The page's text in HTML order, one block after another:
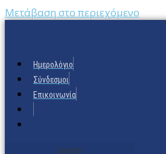
Μετάβαση στο περιεχόμενο
Ημερολόγιο
Σύνδεσμοι
Επικοινωνία
Search